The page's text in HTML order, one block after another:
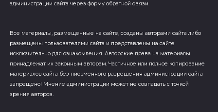
администрации сайта через форму обратной связи.
Все материалы, размещенные на сайте, созданы авторами сайта либо
размещены пользователями сайта и представлены на сайте
исключительно для ознакомления. Авторские права на материалы
принадлежат их законным авторам. Частичное или полное копирование
материалов сайта без письменного разрешения администрации сайта
запрещено! Мнение администрации может не совпадать с точкой
зрения авторов.